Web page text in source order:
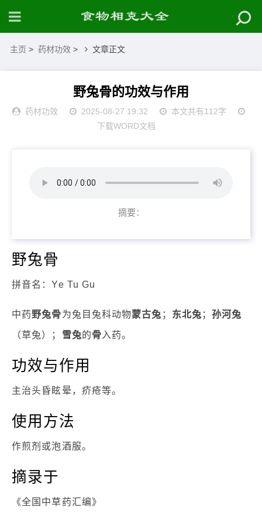
主页 > 药材功效 > 文章正文
野兔骨的功效与作用
药材功效 2025-08-27 19:32
本文共有112字
下载WORD文档
摘要：
野兔骨
拼音名：Ye Tu Gu
中药野兔骨为兔目兔科动物蒙古兔 ； 东北兔 ；孙河兔
（草兔）； 雪兔的骨 入药。
功效与作用
主治头昏眩晕，疥疮等。
使用方法
作煎剂或泡酒服。
摘录于
《全国中草药汇编》